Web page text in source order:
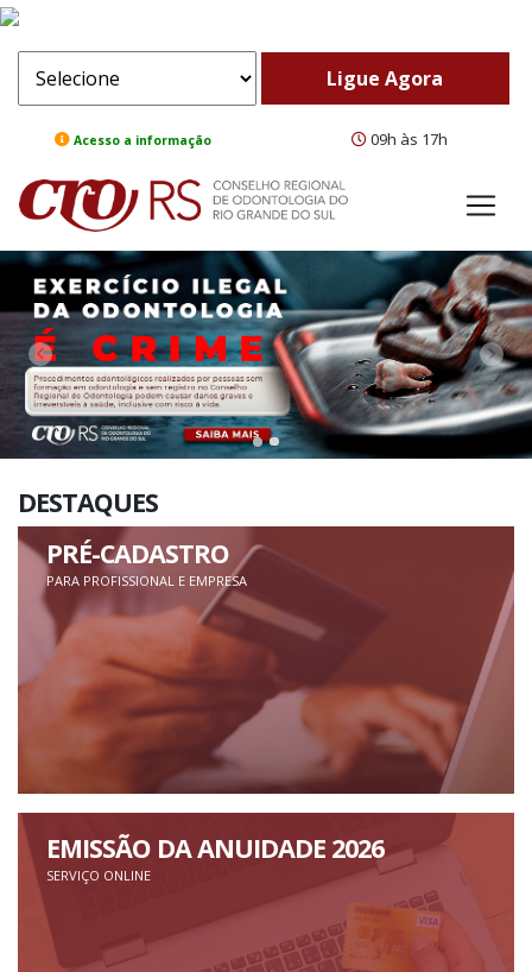
Acesso a informação 09h às 17h
ComeBack
DESTAQUES
PRÉ-CADASTRO
PARA PROFISSIONAL E EMPRESA
EMISSÃO DA ANUIDADE 2026
SERVIÇO ONLINE